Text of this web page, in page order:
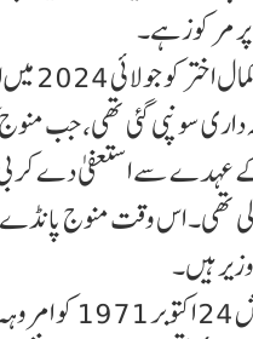
مرکوز ہے۔
قابل ذکر ہے
سونپی گئی تھی، جب
سے استعفیٰ دے کر
لی تھی۔ اس وقت منوج
ہیں۔
کمال اختر کی پیدائش 24